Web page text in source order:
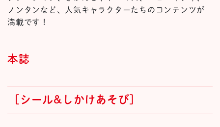
ノンタンなど、人気キャラクターたちのコンテンツが
満載です！
本誌
[シール&しかけあそび]